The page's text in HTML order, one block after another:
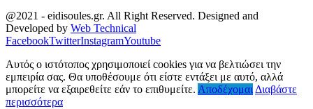
@2021 - eidisoules.gr. All Right Reserved. Designed and
Developed by Web Technical
FacebookTwitterInstagramYoutube
Αυτός ο ιστότοπος χρησιμοποιεί cookies για να βελτιώσει την
εμπειρία σας. Θα υποθέσουμε ότι είστε εντάξει με αυτό, αλλά
μπορείτε να εξαιρεθείτε εάν το επιθυμείτε. Αποδέχομαι Διαβάστε
περισσότερα